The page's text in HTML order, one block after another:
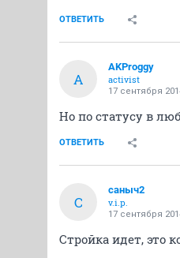
ОТВЕТИТЬ
A
AKProggy
activist
17 сентября
Но по статусу в
ОТВЕТИТЬ
С
саныч2
v.i.p.
17 сентября
Стройка идет, это